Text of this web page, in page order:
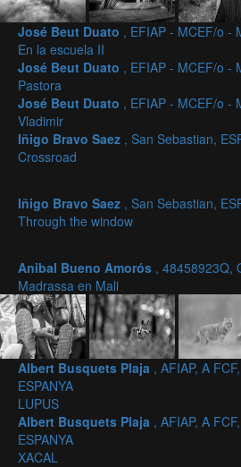
José Beut Duato , EFIAP - MCEF/o -
En la escuela II
José Beut Duato , EFIAP - MCEF/o -
Pastora
José Beut Duato , EFIAP - MCEF/o -
Vladimir
Iñigo Bravo Saez , San Sebastian,
Crossroad
Iñigo Bravo Saez , San Sebastian,
Through the window
Anibal Bueno Amorós , 48458923Q,
Madrassa en Mali
Albert Busquets Plaja , AFIAP, A
ESPANYA
LUPUS
Albert Busquets Plaja , AFIAP, A
ESPANYA
XACAL